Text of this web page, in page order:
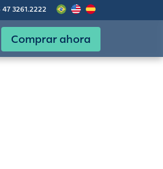
47 3261.2222
Comprar ahora